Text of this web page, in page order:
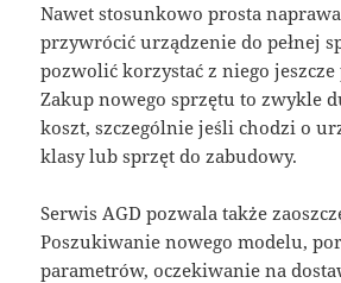
Nawet stosunkowo prosta
przywrócić urządzenie do pełnej
pozwolić korzystać z niego jeszcze
Zakup nowego sprzętu to zwykle
koszt, szczególnie jeśli chodzi o
klasy lub sprzęt do zabudowy.
Serwis AGD pozwala także
Poszukiwanie nowego modelu,
parametrów, oczekiwanie na